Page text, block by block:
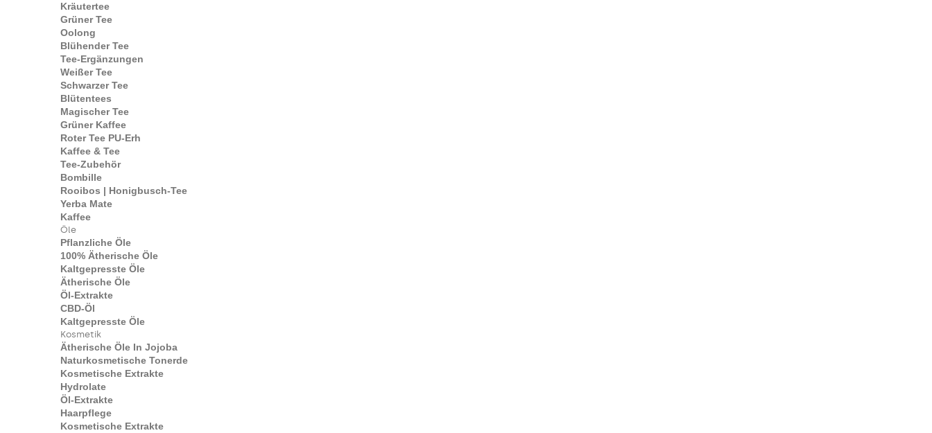
Kräutertee
Grüner Tee
Oolong
Blühender Tee
Tee-Ergänzungen
Weißer Tee
Schwarzer Tee
Blütentees
Magischer Tee
Grüner Kaffee
Roter Tee PU-Erh
Kaffee & Tee
Tee-Zubehör
Bombille
Rooibos | Honigbusch-Tee
Yerba Mate
Kaffee
Öle
Pflanzliche Öle
100% Ätherische Öle
Kaltgepresste Öle
Ätherische Öle
Öl-Extrakte
CBD-Öl
Kaltgepresste Öle
Kosmetik
Ätherische Öle In Jojoba
Naturkosmetische Tonerde
Kosmetische Extrakte
Hydrolate
Öl-Extrakte
Haarpflege
Kosmetische Extrakte